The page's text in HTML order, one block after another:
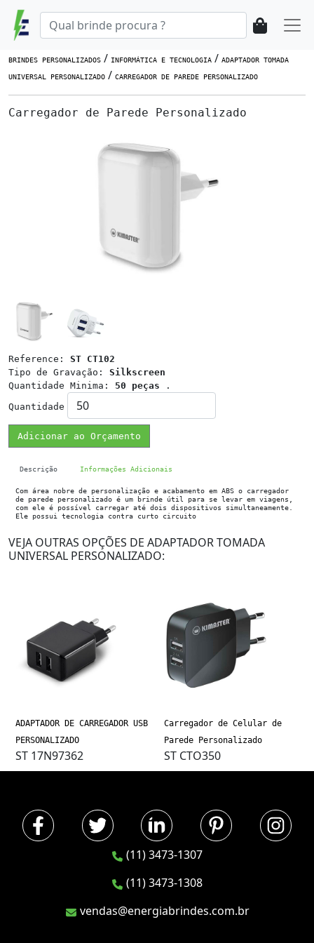
BRINDES PERSONALIZADOS / INFORMÁTICA E TECNOLOGIA / ADAPTADOR TOMADA
UNIVERSAL PERSONALIZADO / CARREGADOR DE PAREDE PERSONALIZADO
Carregador de Parede Personalizado
Reference: ST CT102
Tipo de Gravação: Silkscreen
Quantidade Minima: 50 peças .
Quantidade
Adicionar ao Orçamento
Descrição Informações Adicionais
Com área nobre de personalização e acabamento em ABS o carregador
de parede personalizado é um brinde útil para se levar em viagens,
com ele é possível carregar até dois dispositivos simultaneamente.
Ele possui tecnologia contra curto circuito
VEJA OUTRAS OPÇÕES DE ADAPTADOR TOMADA
UNIVERSAL PERSONALIZADO:
ADAPTADOR DE CARREGADOR USB
PERSONALIZADO
ST 17N97362
Carregador de Celular de
Parede Personalizado
ST CTO350
(11) 3473-1307
(11) 3473-1308
vendas@energiabrindes.com.br